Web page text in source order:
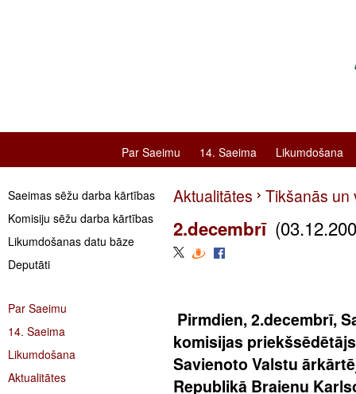
Par Saeimu 14. Saeima Likumdošana
Saeimas sēžu darba kārtības
Komisiju sēžu darba kārtības
Likumdošanas datu bāze
Deputāti
Par Saeimu
14. Saeima
Likumdošana
Aktualitātes
Aktualitātes Tikšanās un
2.decembrī
Pirmdien, 2.decembrī,
komisijas
Savienoto Valstu
Republikā Braienu